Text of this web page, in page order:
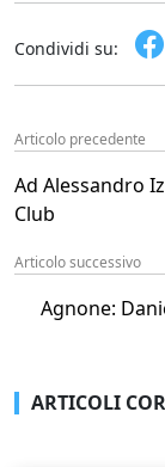
Condividi su:
Articolo precedente
Ad Alessandro
Club
Articolo successivo
Agnone:
ARTICOLI